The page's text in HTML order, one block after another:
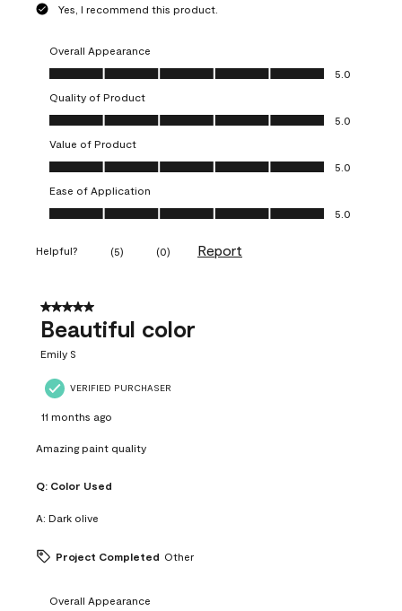
Yes, I recommend this product.
Overall Appearance
Overall Appearance, 5.0 out of 5
5.0
Quality of Product
Quality of Product, 5.0 out of 5
5.0
Value of Product
Value of Product, 5.0 out of 5
5.0
Ease of Application
Ease of Application, 5.0 out of 5
5.0
Helpful? (5) (0) Report
5 out of 5 stars.
Beautiful color
Emily S
VERIFIED PURCHASER
11 months ago
Amazing paint quality
Q: Color Used
A: Dark olive
Project Completed Other
Overall Appearance